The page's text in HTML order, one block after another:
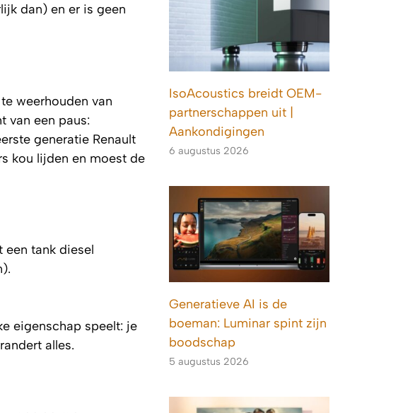
dan) en er is geen
weerhouden van
van een paus:
generatie Renault
kou lijden en moest de
een tank diesel
eigenschap speelt: je
alles.
IsoAcoustics breidt OEM-
partnerschappen uit |
Aankondigingen
6 augustus 2026
Generatieve AI is de
boeman: Luminar spint zijn
boodschap
5 augustus 2026